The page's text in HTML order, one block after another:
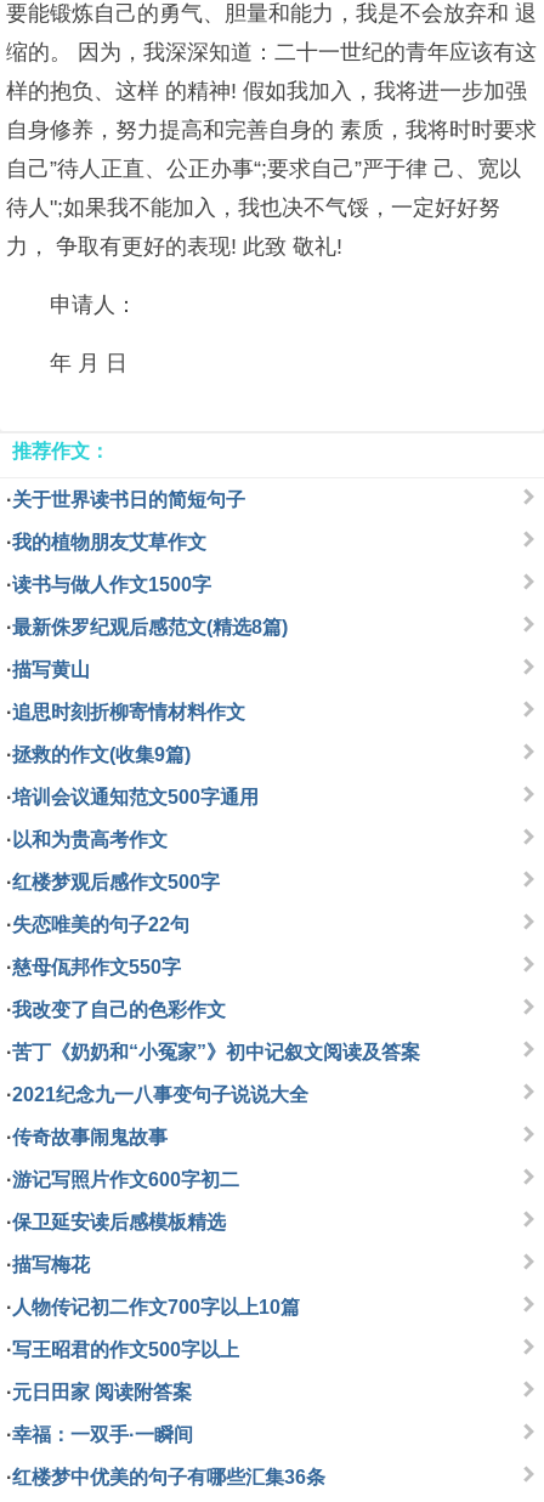
要能锻炼自己的勇气、胆量和能力，我是不会放弃和 退
缩的。 因为，我深深知道：二十一世纪的青年应该有这
样的抱负、这样 的精神! 假如我加入，我将进一步加强
自身修养，努力提高和完善自身的 素质，我将时时要求
自己”待人正直、公正办事“;要求自己”严于律 己、宽以
待人";如果我不能加入，我也决不气馁，一定好好努
力， 争取有更好的表现! 此致 敬礼!
申请人：
年 月 日
推荐作文：
·关于世界读书日的简短句子
·我的植物朋友艾草作文
·读书与做人作文1500字
·最新侏罗纪观后感范文(精选8篇)
·描写黄山
·追思时刻折柳寄情材料作文
·拯救的作文(收集9篇)
·培训会议通知范文500字通用
· 以和为贵高考作文
·红楼梦观后感作文500字
·失恋唯美的句子22句
·慈母佤邦作文550字
·我改变了自己的色彩作文
·苦丁《奶奶和“小冤家”》初中记叙文阅读及答案
·2021纪念九一八事变句子说说大全
·传奇故事闹鬼故事
·游记写照片作文600字初二
·保卫延安读后感模板精选
·描写梅花
· 人物传记初二作文700字以上10篇
·写王昭君的作文500字以上
·元日田家 阅读附答案
·幸福：一双手·一瞬间
·红楼梦中优美的句子有哪些汇集36条